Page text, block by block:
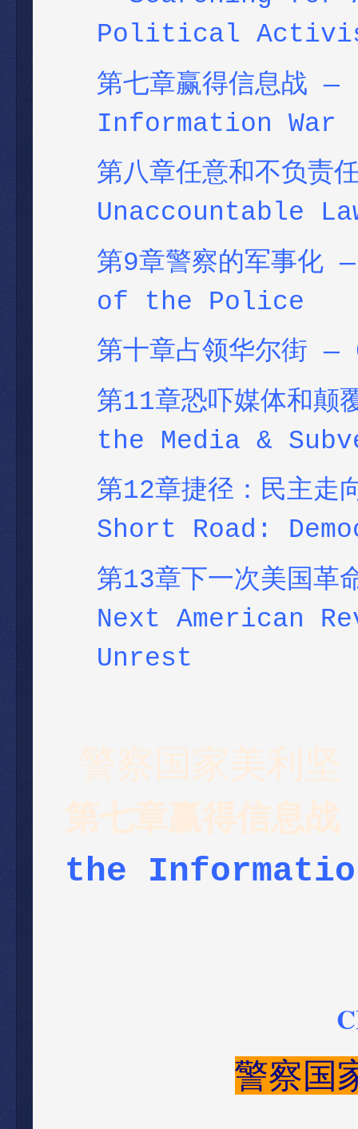
Political
第七章赢得信息战 —
Information War
第八章任意和不
Unaccountable
第9章警察的军
of the Police
第十章占领华尔
第11章恐吓媒体和颠
the Media &
第12章捷径：民主
Short Road:
第13章下一次美国
Next American
Unrest
警察国家美利坚
第七章赢得信息
the
警察国